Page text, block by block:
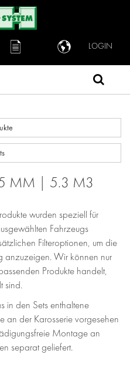
LOGIN
MM | 5.3 M3
wurden speziell für
Fahrzeugs
Filteroptionen, um die
anzuzeigen. Wir können nur
Produkte handelt,
sind.
in den Sets enthaltene
der Karosserie vorgesehen
Montage an
separat geliefert.